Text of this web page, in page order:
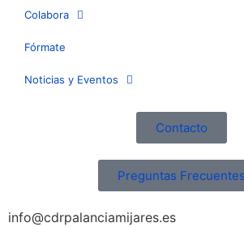
Colabora
Fórmate
Noticias y Eventos
Contacto
Preguntas Frecuentes
info@cdrpalanciamijares.es